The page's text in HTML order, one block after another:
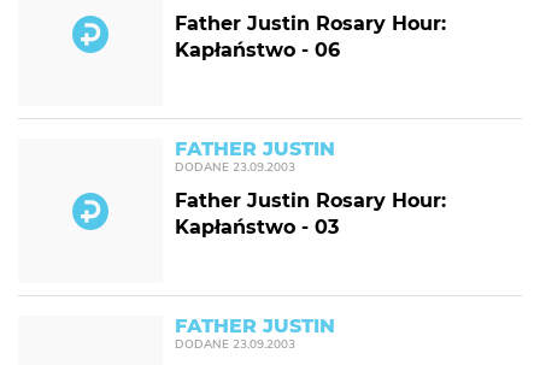
Father Justin Rosary Hour:
Kapłaństwo - 06
FATHER JUSTIN
DODANE 23.09.2003
Father Justin Rosary Hour:
Kapłaństwo - 03
FATHER JUSTIN
DODANE 23.09.2003